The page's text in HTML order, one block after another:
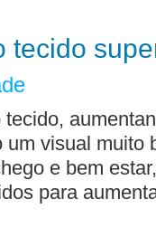
tecido
visual muito
e bem
para